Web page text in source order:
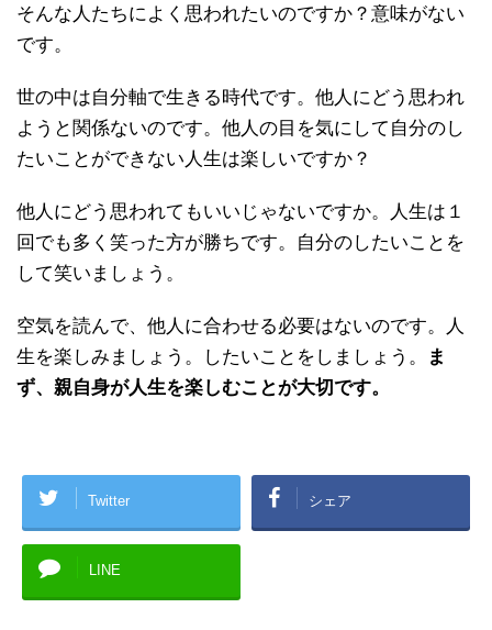
そんな人たちによく思われたいのですか？意味がない
です。
世の中は自分軸で生きる時代です。他人にどう思われ
ようと関係ないのです。他人の目を気にして自分のし
たいことができない人生は楽しいですか？
他人にどう思われてもいいじゃないですか。人生は１
回でも多く笑った方が勝ちです。自分のしたいことを
して笑いましょう。
空気を読んで、他人に合わせる必要はないのです。人
生を楽しみましょう。したいことをしましょう。
ま
ず、親自身が人生を楽しむことが大切です。
Twitter シェア
LINE